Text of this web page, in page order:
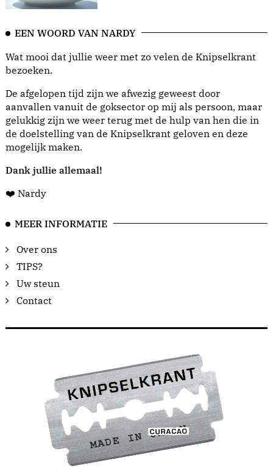
EEN WOORD VAN NARDY
Wat mooi dat jullie weer met zo velen de Knipselkrant
bezoeken.
De afgelopen tijd zijn we afwezig geweest door
aanvallen vanuit de goksector op mij als persoon, maar
gelukkig zijn we weer terug met de hulp van hen die in
de doelstelling van de Knipselkrant geloven en deze
mogelijk maken.
Dank jullie allemaal!
❤️ Nardy
MEER INFORMATIE
Over ons
TIPS?
Uw steun
Contact